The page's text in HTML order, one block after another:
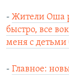
- Жители Оша
быстро, все
меня с детьми
- Главное: